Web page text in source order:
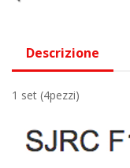
Descrizione
1 set (4pezzi)